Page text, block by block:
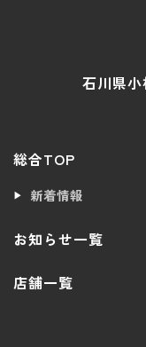
石川県
総合TOP
新着情報
お知らせ一覧
店舗一覧